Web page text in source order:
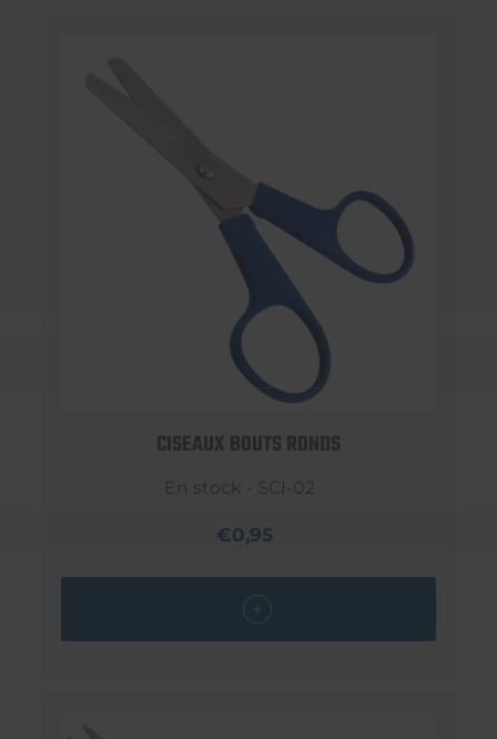
CISEAUX BOUTS RONDS
En stock - SCI-02
€0,95